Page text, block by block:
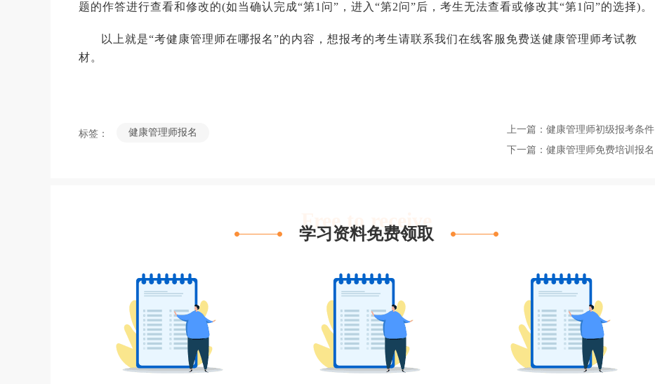
题的作答进行查看和修改的(如当确认完成“第1问”，进入“第2问”后，考生无法查看或修改其“第1问”的选择)。
以上就是“考健康管理师在哪报名”的内容，想报考的考生请联系我们在线客服免费送健康管理师考试教
材。
标签： 健康管理师报名
上一篇：健康管理师初级报考条件
下一篇：健康管理师免费培训报名
学习资料免费领取
Free to receive